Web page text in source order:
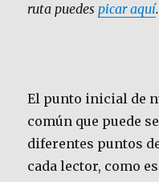
ruta puedespicar aquí.
El punto inicial de
común que puede
diferentes puntos
cada lector, como